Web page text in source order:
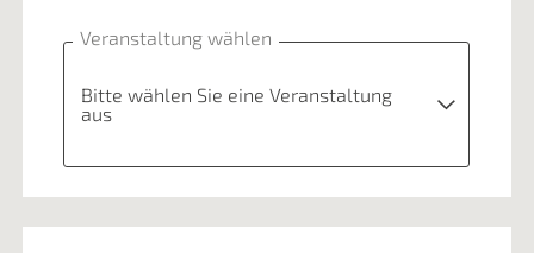
Veranstaltung wählen
Bitte wählen Sie eine Veranstaltung
aus